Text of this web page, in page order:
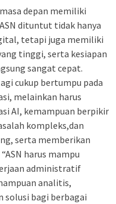
depan memiliki
dituntut tidak hanya
tetapi juga memiliki
tinggi, serta kesiapan
sangat cepat.
cukup bertumpu pada
melainkan harus
AI, kemampuan berpikir
kompleks,dan
serta memberikan
harus mampu
administratif
analitis,
solusi bagi berbagai